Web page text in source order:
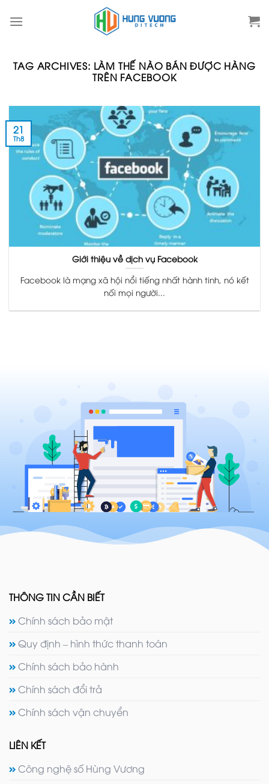
TAG ARCHIVES: LÀM THẾ NÀO BÁN ĐƯỢC HÀNG
TRÊN FACEBOOK
Giới thiệu về dịch vụ Facebook
Facebook là mạng xã hội nổi tiếng nhất hành tinh, nó kết
nối mọi người...
21
Th8
THÔNG TIN CẦN BIẾT
Chính sách bảo mật
Quy định – hình thức thanh toán
Chính sách bảo hành
Chính sách đổi trả
Chính sách vận chuyển
LIÊN KẾT
Công nghệ số Hùng Vương